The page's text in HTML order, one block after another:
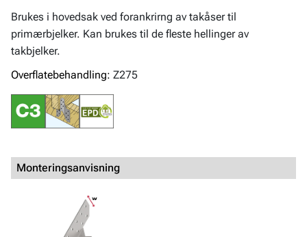
Brukes i hovedsak ved forankrirng av takåser til
primærbjelker. Kan brukes til de fleste hellinger av
takbjelker.
Overflatebehandling: Z275
Monteringsanvisning